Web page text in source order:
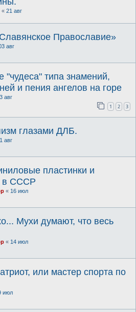
« 21 авг
Православие»
авг
"чудеса" типа знамений,
и пения ангелов на горе
авг
1 2 3
глазами ДЛБ.
авг
пластинки и
в СССР
« 16 июл
Мухи думают, что весь
« 14 июл
или мастер спорта по
июл